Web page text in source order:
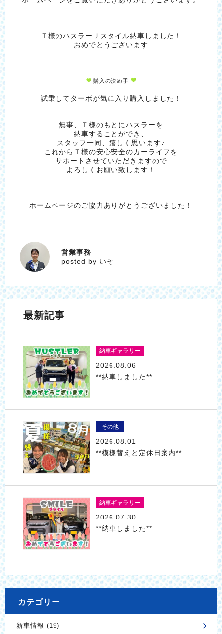
Ｔ様のハスラーＪスタイル納車しました！
おめでとうございます
購入の決め手
試乗してターボが気に入り購入しました！
無事、Ｔ様のもとにハスラーを
納車することができ、
スタッフ一同、嬉しく思います♪
これからＴ様の安心安全のカーライフを
サポートさせていただきますので
よろしくお願い致します！
ホームページのご協力ありがとうございました！
いそ
営業事務
posted by いそ
最新記事
納車ギャラリー
2026.08.06
**納車しました**
その他
2026.08.01
**模様替えと定休日案内**
納車ギャラリー
2026.07.30
**納車しました**
カテゴリー
新車情報 (19)